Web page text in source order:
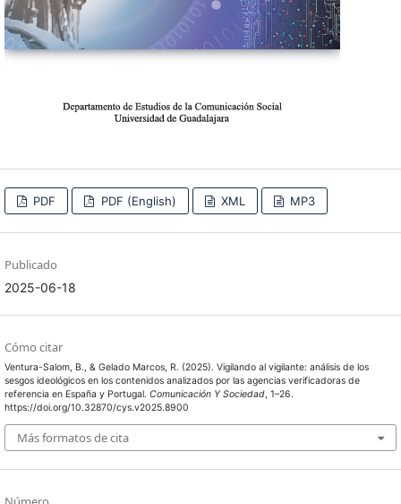
PDF PDF (English) XML MP3
Publicado
2025-06-18
Cómo citar
Ventura-Salom, B., & Gelado Marcos, R. (2025). Vigilando al vigilante: análisis de los
sesgos ideológicos en los contenidos analizados por las agencias verificadoras de
referencia en España y Portugal. Comunicación Y Sociedad, 1–26.
https://doi.org/10.32870/cys.v2025.8900
Más formatos de cita